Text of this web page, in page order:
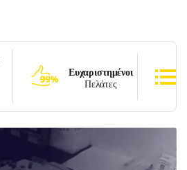
Ευχαριστημένοι
Πελάτες